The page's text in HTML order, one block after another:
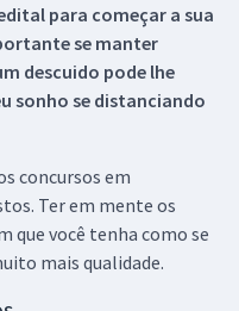
para começar a sua
se manter
descuido pode lhe
sonho se distanciando
concursos em
Ter em mente os
que você tenha como se
mais qualidade.